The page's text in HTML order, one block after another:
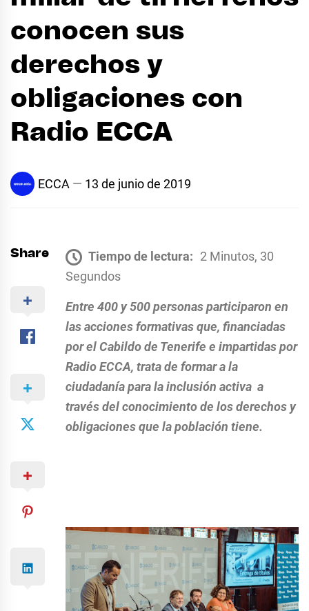
conocen sus
derechos y
obligaciones con
Radio ECCA
ECCA 13 de junio de 2019
Share Tiempo de lectura: 2 Minutos, 30
Segundos
Entre 400 y 500 personas participaron en
las acciones formativas que, financiadas
por el Cabildo de Tenerife e impartidas por
Radio ECCA, trata de formar a la
ciudadanía para la inclusión activa a
través del conocimiento de los derechos y
obligaciones que la población tiene.